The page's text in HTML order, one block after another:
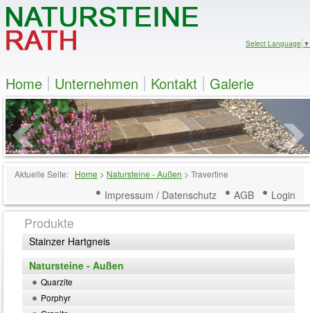
Select Language ▼
Home Unternehmen Kontakt Galerie
Aktuelle Seite: Home > Natursteine - Außen > Travertine
Impressum / Datenschutz AGB Login
Produkte
Stainzer Hartgneis
Natursteine - Außen
Quarzite
Porphyr